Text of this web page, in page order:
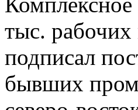
тыс.
подписал
бывших